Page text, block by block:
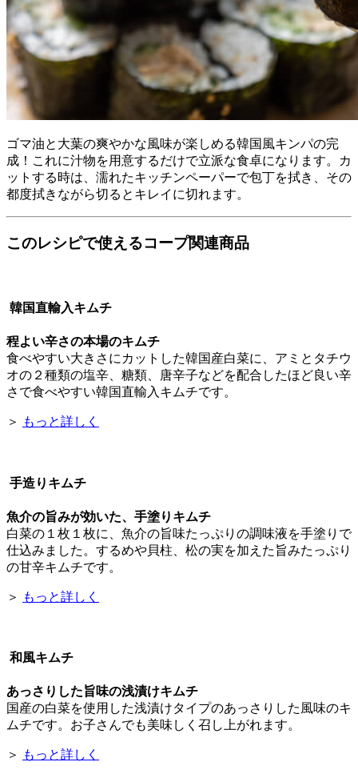
ゴマ油と大葉の爽やかな風味が楽しめる韓国風キンパの完
成！これに汁物を用意するだけで立派な食卓になります。カ
ットする時は、濡れたキッチンペーパーで包丁を拭き、その
都度拭きながら切るとキレイに切れます。
このレシピで使えるコープ関連商品
韓国直輸入キムチ
程よい辛さの本場のキムチ
食べやすい大きさにカットした韓国産白菜に、アミとタチウ
オの２種類の塩辛、糖類、唐辛子などを配合したほど良い辛
さで食べやすい韓国直輸入キムチです。
＞ もっと詳しく
手造りキムチ
魚介の旨みが効いた、手塗りキムチ
白菜の１枚１枚に、魚介の旨味たっぷりの調味液を手塗りで
仕込みました。するめや貝柱、松の実を加えた旨みたっぷり
の甘辛キムチです。
＞ もっと詳しく
和風キムチ
あっさりした旨味の浅漬けキムチ
国産の白菜を使用した浅漬けタイプのあっさりした風味のキ
ムチです。お子さんでも美味しく召し上がれます。
＞ もっと詳しく